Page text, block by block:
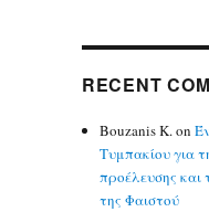
RECENT
Bouzanis K.on
Τυμπακίου για
προέλευσης και
της Φαιστού